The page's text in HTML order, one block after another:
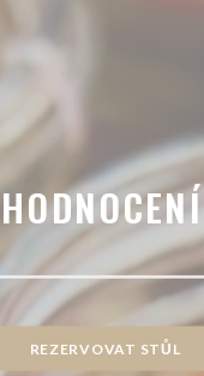
HODNOCENÍ
REZERVOVAT STŮL